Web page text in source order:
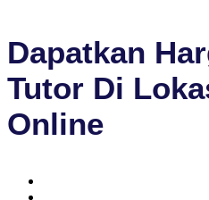
Dapatkan
Tutor Di
Online